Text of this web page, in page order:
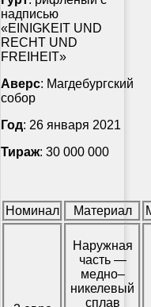
надписью
«EINIGKEIT UND
RECHT UND
FREIHEIT»
Аверс: Магдебургский
собор
Год: 26 января 2021
Тираж: 30 000 000
Номинал Материал
Наружная
часть —
медно–
никелевый
сплав